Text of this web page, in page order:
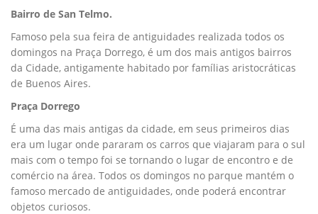
Bairro de San Telmo.
Famoso pela sua feira de antiguidades realizada todos os
domingos na Praça Dorrego, é um dos mais antigos bairros
da Cidade, antigamente habitado por famílias aristocráticas
de Buenos Aires.
Praça Dorrego
É uma das mais antigas da cidade, em seus primeiros dias
era um lugar onde pararam os carros que viajaram para o sul
mais com o tempo foi se tornando o lugar de encontro e de
comércio na área. Todos os domingos no parque mantém o
famoso mercado de antiguidades, onde poderá encontrar
objetos curiosos.